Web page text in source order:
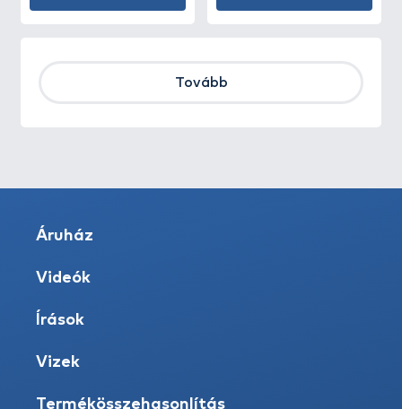
Tovább
Áruház
Videók
Írások
Vizek
Termékösszehasonlítás